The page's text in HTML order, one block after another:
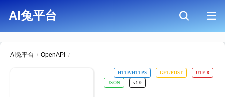
AI兔平台
AI兔平台 / OpenAPI /
HTTP/HTTPS GET/POST UTF-8
JSON v1.0